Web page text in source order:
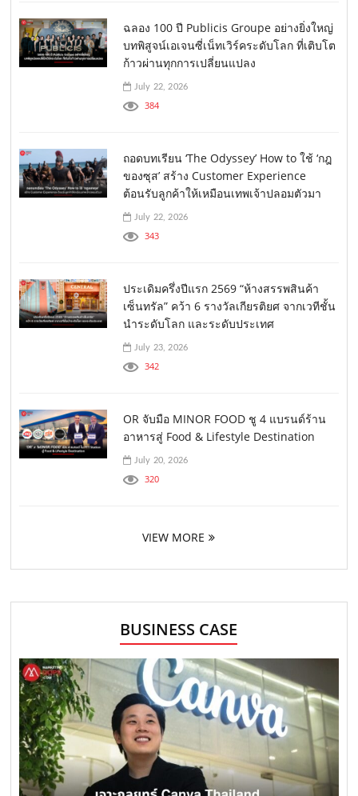
ฉลอง 100 ปี Publicis Groupe อย่างยิ่งใหญ่
บทพิสูจน์เอเจนซี่เน็ทเวิร์คระดับโลก ที่เติบโต
ก้าวผ่านทุกการเปลี่ยนแปลง
July 22, 2026
384
ถอดบทเรียน ‘The Odyssey’ How to ใช้ ‘กฎ
ของซุส’ สร้าง Customer Experience
ต้อนรับลูกค้าให้เหมือนเทพเจ้าปลอมตัวมา
July 22, 2026
343
ประเดิมครึ่งปีแรก 2569 “ห้างสรรพสินค้า
เซ็นทรัล” คว้า 6 รางวัลเกียรติยศ จากเวทีชั้น
นำระดับโลก และระดับประเทศ
July 23, 2026
342
OR จับมือ MINOR FOOD ชู 4 แบรนด์ร้าน
อาหารสู่ Food & Lifestyle Destination
July 20, 2026
320
VIEW MORE
BUSINESS CASE